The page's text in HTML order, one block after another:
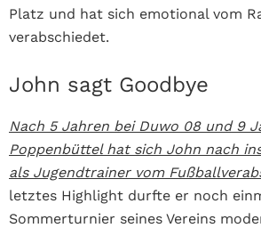
Platz und hat sich emotional vom
verabschiedet.
John sagt Goodbye
Nach 5 Jahren bei Duwo 08 und 9
Poppenbüttel hat sich John nach
als Jugendtrainer vom
letztes Highlight durfte er noch
Sommerturnier seines Vereins